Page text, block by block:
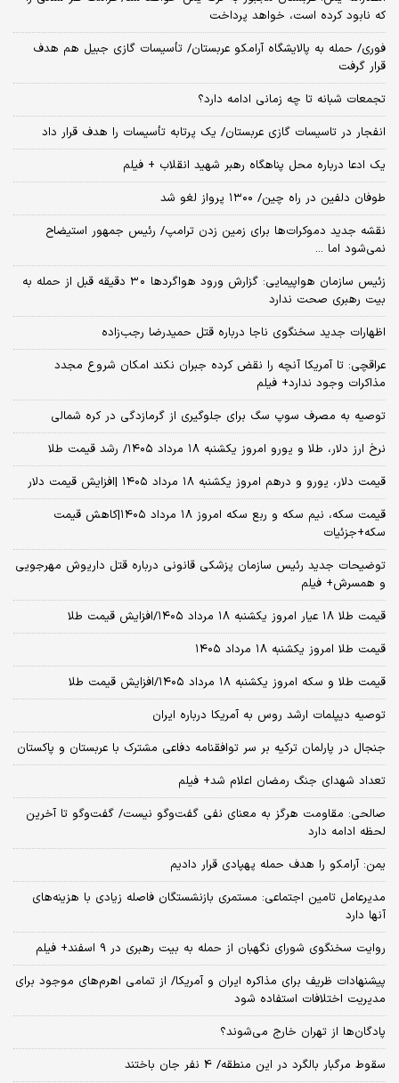
که نابود کرده است، خواهد پرداخت
فوری/ حمله به پالایشگاه آرامکو عربستان/ تأسیسات گازی جبیل هم هدف
قرار گرفت
تجمعات شبانه تا چه زمانی ادامه دارد؟
انفجار در تاسیسات گازی عربستان/ یک پرتابه تأسیسات را هدف قرار داد
یک ادعا درباره محل پناهگاه‌ رهبر شهید انقلاب + فیلم
طوفان دلفین در راه چین/ ۱۳۰۰ پرواز لغو شد
نقشه جدید دموکرات‌ها برای زمین زدن ترامپ/ رئیس جمهور استیضاح
نمی‌شود اما ...
زئیس سازمان هواپیمایی: گزارش ورود هواگردها ٣٠ دقیقه قبل از حمله به
بیت رهبری صحت ندارد
اظهارات جدید سخنگوی ناجا درباره قتل حمیدرضا رجب‌زاده
عراقچی: تا آمریکا آنچه را نقض کرده جبران نکند امکان شروع مجدد
مذاکرات وجود ندارد+ فیلم
توصیه به مصرف سوپ سگ برای جلوگیری از گرمازدگی در کره شمالی
نرخ ارز دلار، طلا و یورو امروز یکشنبه ۱۸ مرداد ۱۴۰۵/ رشد قیمت طلا
قیمت دلار، یورو و درهم امروز یکشنبه ۱۸ مرداد ۱۴۰۵ |افزایش قیمت دلار
قیمت سکه، نیم سکه و ربع سکه امروز ۱۸ مرداد ۱۴۰۵|کاهش قیمت
سکه+جزئیات
توضیحات جدید رئیس سازمان پزشکی قانونی درباره قتل داریوش مهرجویی
و همسرش+ فیلم
قیمت طلا ۱۸ عیار امروز یکشنبه ۱۸ مرداد ۱۴۰۵/افزایش قیمت طلا
قیمت طلا امروز یکشنبه ۱۸ مرداد ۱۴۰۵
قیمت طلا و سکه امروز یکشنبه ۱۸ مرداد ۱۴۰۵/افزایش قیمت طلا
توصیه دیپلمات ارشد روس به آمریکا درباره ایران
جنجال در پارلمان ترکیه بر سر توافقنامه دفاعی مشترک با عربستان و پاکستان
تعداد شهدای جنگ رمضان اعلام شد+ فیلم
صالحی: مقاومت هرگز به معنای نفی گفت‌وگو نیست/ گفت‌وگو تا آخرین
لحظه ادامه دارد
یمن: آرامکو را هدف حمله پهپادی قرار دادیم
مدیرعامل تامین اجتماعی: مستمری بازنشستگان فاصله زیادی با هزینه‌های
آنها دارد
روایت سخنگوی شورای نگهبان از حمله به بیت رهبری در ۹ اسفند+ فیلم
پیشنهادات ظریف برای مذاکره ایران و آمریکا/ از تمامی اهرم‌های موجود برای
مدیریت اختلافات استفاده شود
پادگان‌ها از تهران خارج می‌شوند؟
سقوط مرگبار بالگرد در این منطقه/ 4 نفر جان باختند